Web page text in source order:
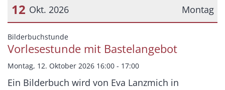
Montag
12 Okt. 2026
Datum: 12. Oktober 2026
Bilderbuchstunde:
Vorlesestunde mit Bastelangebot
Montag, 12. Oktober 2026 16:00 - 17:00
Ein Bilderbuch wird von Eva Lanzmich in